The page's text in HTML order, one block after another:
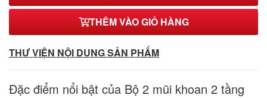
THÊM VÀO GIỎ HÀNG
THƯ VIỆN NỘI DUNG SẢN PHẨM
Đặc điểm nổi bật của Bộ 2 mũi khoan 2 tầng